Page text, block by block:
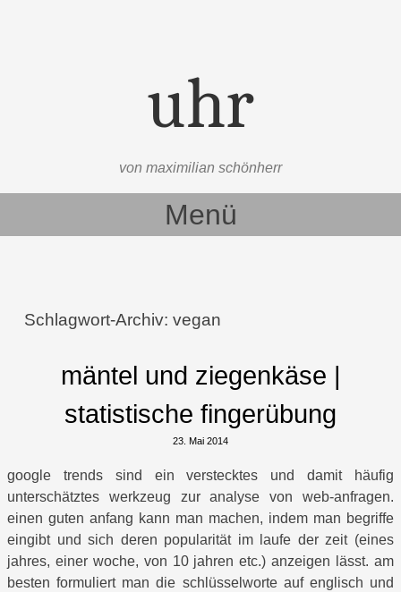
uhr
von maximilian schönherr
Menü
Schlagwort-Archiv:vegan
mäntel und ziegenkäse |
statistische fingerübung
23. Mai 2014
google trends sind ein verstecktes und damit häufig
unterschätztes werkzeug zur analyse von web-anfragen.
einen guten anfang kann man machen, indem man begriffe
eingibt und sich deren popularität im laufe der zeit (eines
jahres, einer woche, von 10 jahren etc.) anzeigen lässt. am
besten formuliert man die schlüsselworte auf englisch und